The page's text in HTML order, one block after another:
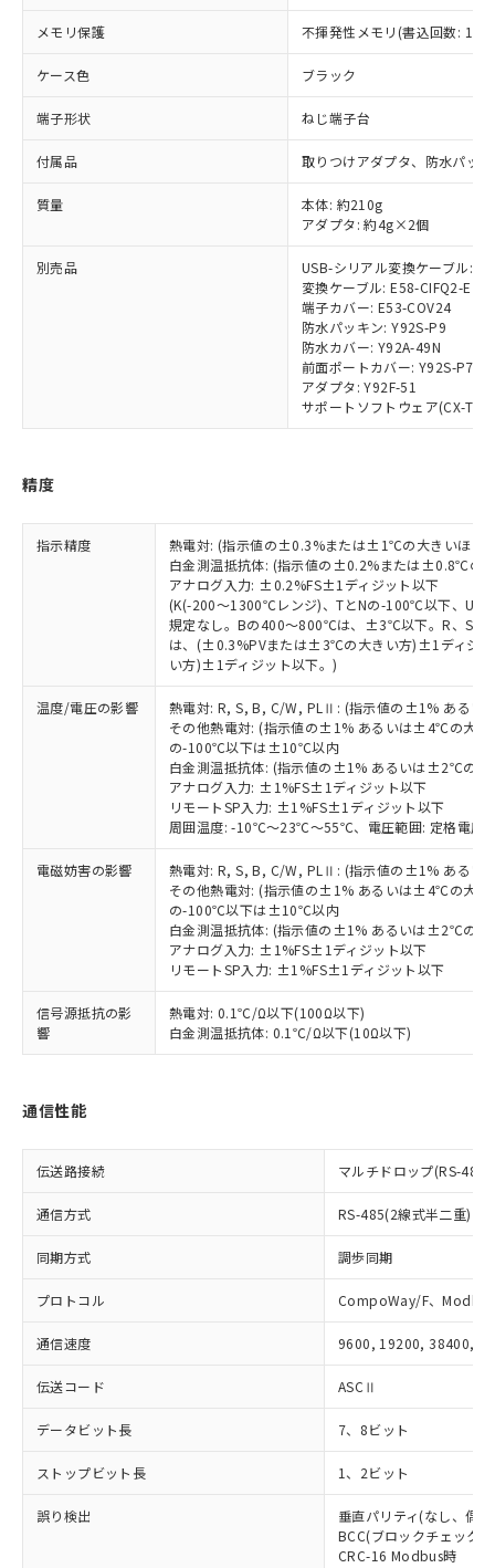
メモリ保護 不揮発性メモリ(書込回数: 100
ケース色 ブラック
端子形状 ねじ端子台
付属品 取りつけアダプタ、防水パッ
質量
本体: 約210g
アダプタ: 約4g×2個
別売品
USB-シリアル変換ケーブル:
変換ケーブル: E58-CIFQ2-E
端子カバー: E53-COV24
防水パッキン: Y92S-P9
防水カバー: Y92A-49N
前面ポートカバー: Y92S-P7
アダプタ: Y92F-51
サポートソフトウェア(CX-
精度
指示精度
熱電対: (指示値の±0.3%または±1℃の大きいほう
白金測温抵抗体: (指示値の±0.2%または±0.8℃の
アナログ入力: ±0.2%FS±1ディジット以下
(K(-200～1300℃レンジ)、TとNの-100℃以下、U
規定なし。Bの400～800℃は、±3℃以下。R、S
は、(±0.3%PVまたは±3℃の大きい方)±1ディジ
い方)±1ディジット以下。)
温度/電圧の影響
熱電対: R, S, B, C/W, PLⅡ: (指示値の±1% ある
その他熱電対: (指示値の±1% あるいは±4℃の大き
の-100℃以下は±10℃以内
白金測温抵抗体: (指示値の±1% あるいは±2℃の大
アナログ入力: ±1%FS±1ディジット以下
リモートSP入力: ±1%FS±1ディジット以下
周囲温度: -10℃～23℃～55℃、電圧範囲: 定格電圧
電磁妨害の影響
熱電対: R, S, B, C/W, PLⅡ: (指示値の±1% ある
その他熱電対: (指示値の±1% あるいは±4℃の大き
の-100℃以下は±10℃以内
白金測温抵抗体: (指示値の±1% あるいは±2℃の大
アナログ入力: ±1%FS±1ディジット以下
リモートSP入力: ±1%FS±1ディジット以下
信号源抵抗の影
響
熱電対: 0.1℃/Ω以下(100Ω以下)
白金測温抵抗体: 0.1℃/Ω以下(10Ω以下)
通信性能
伝送路接続 マルチドロップ(RS-485)
通信方式 RS-485(2線式半二重)
同期方式 調歩同期
プロトコル CompoWay/F、Modbus
通信速度 9600, 19200, 38400,
伝送コード ASCⅡ
データビット長 7、8ビット
ストップビット長 1、2ビット
誤り検出
垂直パリティ(なし、偶
BCC(ブロックチェック
CRC-16 Modbus時
以下の条件をお読みいただき、同意のうえ
ご利用ください。
本サービスは、当社制御機器事業取扱
商品の当社在庫状況および標準価格
(税抜)を提供させていただくもので
当社制御機器事業取扱商品の中には、
本サービスの対象外となる商品もある
ことをご了承ください。
在庫状況および標準価格照会結果は、
記載している更新日時点での社内デー
タに基づき作成されるものであり、閲
覧された時点での実際の在庫および標
準価格とは異なる場合があることをご
正式な納期状況および標準価格はお客
オムロン制御機器販売店や当社販売拠
点は「販売ネットワーク
」をご確認
ください。
在庫状況および標準価格結果を当社の
事前の承諾なく第三者に漏洩または開
示しないようお願いします。
マイパーツ機能（部品リスト作成サー
ビス）をご利用いただくには、I-Web
メンバーズにご登録されている必要が
あります。
お客様が当ウェブサイト上で当社にご
登録された部品リストについて、当社
および当社の共同利用者が、当社の製
品・サービスに関するお客様との取
引・商談に必要な範囲で利用すること
をご了承ください。
※当社の共同利用者とは、"個人情報
の共同利用に関して"
の「1.共同利
用者の範囲」に記載されている法人を
指します。
対応予定なし：EU RoHS指令（10物質）の
非含有に非対応の商品で、対応品を出す予
調査・確認中：EU RoHS指令（10物質）の
非含有の対応状況を調査中または確認中の
非該当品：ライセンス料など無形物で、有
害物質有無と関係のない商品です。
仕入先様の事情により、非含有部品として
いたものが、含有品と判明した場合などや
むを得ず変更することがあります。
鉛(Pb) 1000ppm以下、 水銀(Hg) 1000ppm以下、 カド
六価クロム(Cr(Ⅵ)) 1000ppm以下、ポリ臭化ビフェニル
類(PBB) 1000ppm以下、ポリ臭化ジフェニルエーテル類
(PBDE) 1000ppm以下、フタル酸ビス(2-エチルヘキシ
フタル酸エステル類の４物質については閾値を超える意
図的な使用がないことを確認しています。
※2 対応予定月
部品在庫の切り替え状況などにより、予定
月が前後することがあります。
※3 非含有証明書ダウンロード
下記の非含有証明書をダウンロードするこ
とができます。
EU RoHS指令（10物質）の非含有証明書
51物質の非含有証明書（当社基準）
※本証明書は発行日時点で非含有を証明す
るもので、過去に遡って非含有を証明する
ものではありません。
また、RoHS指令のフタル酸エステル類４
物質の対応では、対応完了までの期間は出
荷製品に未対応品が混在することから備考
※1 中国RoHS○×表
「○」：最大均質材料含有率が中国RoHSの
基準値以下であることを示します。
「×」：最大均質材料含有率が中国RoHSの
基準値を超えていることを示します。
「－」：未確認です。当社販売部門へお問
*中国RoHS10物質の基準値 (GB/T26572)：
Pb(鉛) :1000ppm、 Hg(水銀) : 1000ppm、 Cd(カドミウ
Cr(Ⅵ)(六価クロム) : 1000ppm、 PBBs(ポリ臭化ビフェ
ニル類) : 1000ppm、 PBDEs(ポリ臭化ジフェニルエーテ
※2 環境保護使用期限
「ｅ」：有害物質（10物質）のすべてが基
準値以下であることを示します。
「10」：通常の使用状況下において有害物
質が外部に漏えいし、環境に深刻な影響を
及ぼさない年数を意味します。
「－」：未確認です。当社販売部門へお問
い合わせください。
為替および外国貿易法に定める商品
（以下｢規制貨物等」という）を輸出
または国外への提供する場合は、日本
国政府の輸出許可(または役務取引許
可)を取得するなどの必要な手続きを
当社は規制貨物を破棄する場合は、完
武器並びにこれらの製造装置等に一切
使用いたしません。
当社は、貴社製品を第三者に販売する
場合は、上記1、2および3の内容を当
該第三者に通知します。また当社は、
販売先および販売に係わる関係者が違
法に輸出するおそれがある場合は、取
り引きをいたしません。
合意する キャンセル
一定数以上の在庫あり
いては、お客様のお取引先、ま
たはお客様担当のオムロン制御
機器販売店・当社販売員にご確
認ください)
受注生産機種、また在庫状況の
情報を公開していない機種